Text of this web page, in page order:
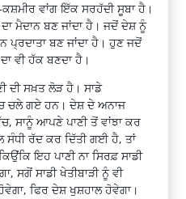
ਵਾਂਗ ਇੱਕ ਸਰਹੱਦੀ ਸੂਬਾ ਹੈ।
ਮੈਦਾਨ ਬਣ ਜਾਂਦਾ ਹੈ। ਜਦੋਂ ਦੇਸ਼ ਨੂੰ
ਪ੍ਰਦਾਤਾ ਬਣ ਜਾਂਦਾ ਹੈ। ਹੁਣ ਜਦੋਂ
ਵੀ ਹੱਕ ਬਣਦਾ ਹੈ।
ਦੀ ਸਖ਼ਤ ਲੋੜ ਹੈ। ਸਾਡੇ
ਚਲੇ ਗਏ ਹਨ। ਦੇਸ਼ ਦੇ ਅਨਾਜ
ਸਾਨੂੰ ਆਪਣੇ ਪਾਣੀ ਤੋਂ ਵਾਂਝਾ ਕਰ
ਰੱਦ ਕਰ ਦਿੱਤੀ ਗਈ ਹੈ, ਤਾਂ
ਇਹ ਪਾਣੀ ਨਾ ਸਿਰਫ਼ ਸਾਡੀ
ਸਗੋਂ ਸਾਡੀ ਖੇਤੀਬਾੜੀ ਨੂੰ ਵੀ
ਫਿਰ ਦੇਸ਼ ਖੁਸ਼ਹਾਲ ਹੋਵੇਗਾ।